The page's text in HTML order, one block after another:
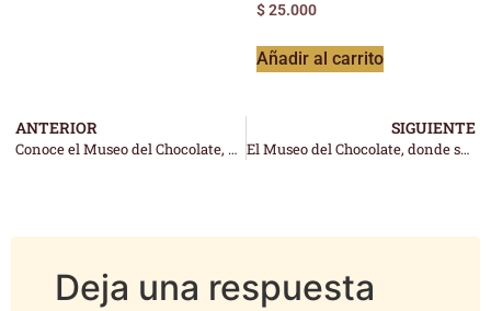
$25.000
Añadir al carrito
ANTERIOR
Conoce el Museo del Chocolate, el lugar más dulce de Colombia
SIGUIENTE
El Museo del Chocolate, donde se le rinde tributo a este milenario manjar
Deja una respuesta